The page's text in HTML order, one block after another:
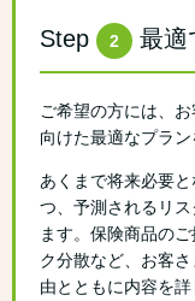
Step 2 最適
ご希望の方には、
向けた最適なプラン
あくまで将来必要
つ、予測されるリ
ます。保険商品の
ク分散など、お客
由とともに内容を詳